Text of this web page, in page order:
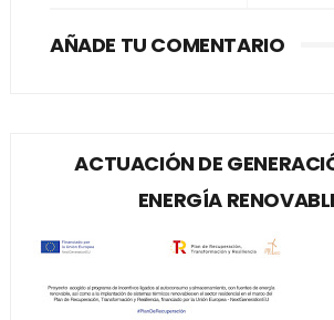
AÑADE TU COMENTARIO
ACTUACIÓN DE
ENERGÍA